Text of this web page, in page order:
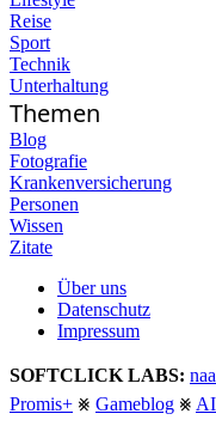
Reise
Sport
Technik
Unterhaltung
Themen
Blog
Fotografie
Krankenversicherung
Personen
Wissen
Zitate
Über uns
Datenschutz
Impressum
SOFTCLICK LABS:
Promis+ ⨳ Gameblog ⨳